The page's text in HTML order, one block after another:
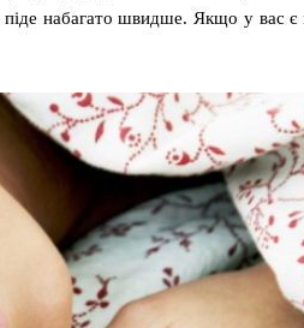
піде набагато швидше. Якщо у вас є